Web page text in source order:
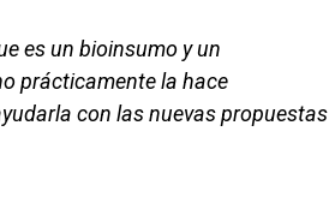
es un bioinsumo y un
prácticamente la hace
con las nuevas propuestas